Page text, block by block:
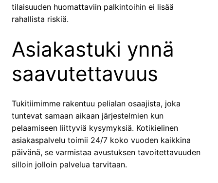
tilaisuuden huomattaviin palkintoihin ei lisää
rahallista riskiä.
Asiakastuki ynnä
saavutettavuus
Tukitiimimme rakentuu pelialan osaajista, joka
tuntevat samaan aikaan järjestelmien kun
pelaamiseen liittyviä kysymyksiä. Kotikielinen
asiakaspalvelu toimii 24/7 koko vuoden kaikkina
päivänä, se varmistaa avustuksen tavoitettavuuden
silloin jolloin palvelua tarvitaan.